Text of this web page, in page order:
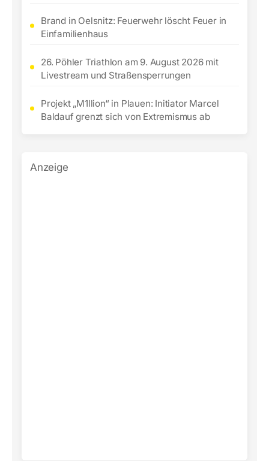
Brand in Oelsnitz: Feuerwehr löscht Feuer in
Einfamilienhaus
26. Pöhler Triathlon am 9. August 2026 mit
Livestream und Straßensperrungen
Projekt „M1llion“ in Plauen: Initiator Marcel
Baldauf grenzt sich von Extremismus ab
Anzeige